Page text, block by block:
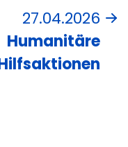
27.04.2026
Humanitäre